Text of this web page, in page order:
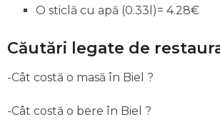
O sticlă cu apă (0.33l)= 4.28€
Căutări legate de
-Cât costă o masă în Biel ?
-Cât costă o bere în Biel ?